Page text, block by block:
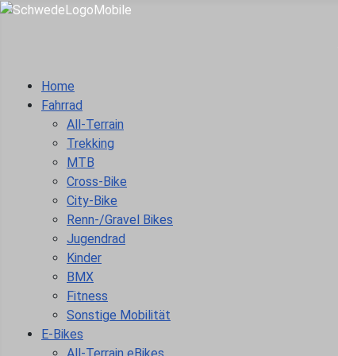
Home
Fahrrad
All-Terrain
Trekking
MTB
Cross-Bike
City-Bike
Renn-/Gravel Bikes
Jugendrad
Kinder
BMX
Fitness
Sonstige Mobilität
E-Bikes